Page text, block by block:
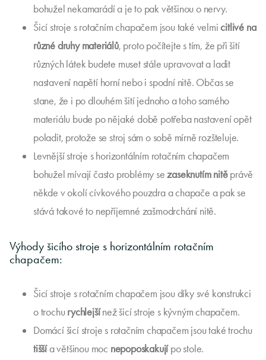
bohužel nekamarádí a je to pak většinou o nervy.
Šicí stroje s rotačním chapačem jsou také velmicitlivé na
různé druhy materiálů, proto počítejte s tím, že při šití
různých látek budete muset stále upravovat a ladit
nastavení napětí horní nebo i spodní nitě. Občas se
stane, že i po dlouhém šití jednoho a toho samého
materiálu bude po nějaké době potřeba nastavení opět
poladit, protože se stroj sám o sobě mírně rozšteluje.
Levnější stroje s horizontálním rotačním chapačem
bohužel mívají často problémy sezaseknutím nitěprávě
někde v okolí cívkového pouzdra a chapače a pak se
stává takové to nepříjemné zašmodrchání nitě.
Výhody šicího stroje s horizontálním rotačním
chapačem:
Šicí stroje s rotačním chapačem jsou díky své konstrukci
o trochu rychlejšínež šicí stroje s kývným chapačem.
Domácí šicí stroje s rotačním chapačem jsou také trochu
tiššía většinou moc nepoposkakujípo stole.